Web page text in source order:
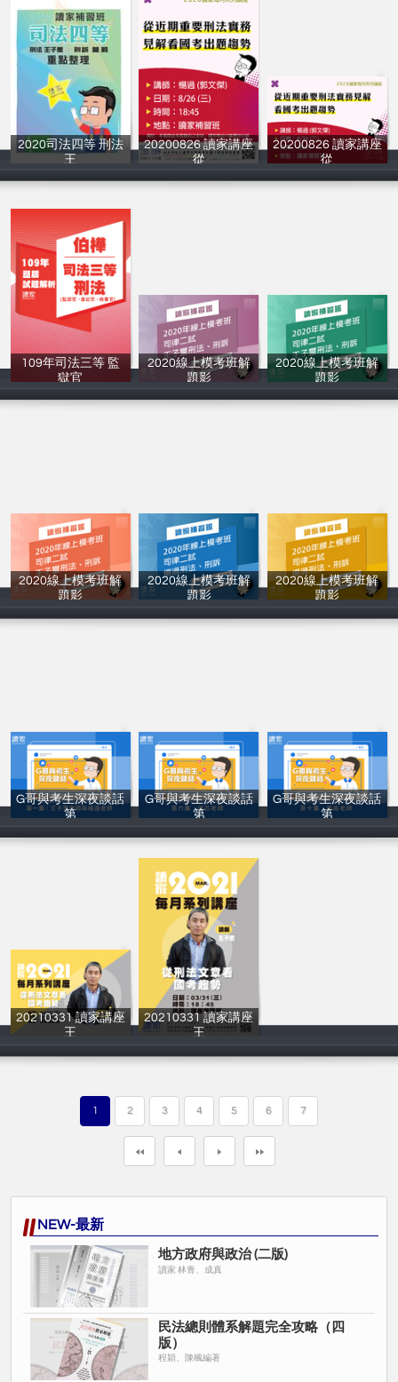
2020司法四等 刑法
王
讀家補習班
20200826 讀家講座
從
讀家補習班
20200826 讀家講座
從
讀家補習班
109年司法三等 監
獄官
讀家補習班
2020線上模考班解
題影
讀家補習班
2020線上模考班解
題影
讀家補習班
2020線上模考班解
題影
讀家補習班
2020線上模考班解
題影
讀家補習班
2020線上模考班解
題影
讀家補習班
G哥與考生深夜談話
第
讀家補習班
G哥與考生深夜談話
第
讀家補習班
G哥與考生深夜談話
第
讀家補習班
20210331 讀家講座
王
讀家補習班
20210331 讀家講座
王
讀家補習班
1 2 3 4 5 6 7
NEW-最新
地方政府與政治 (二版)
讀家 林青、成真
民法總則體系解題完全攻略（四
版）
程穎、陳楓編著